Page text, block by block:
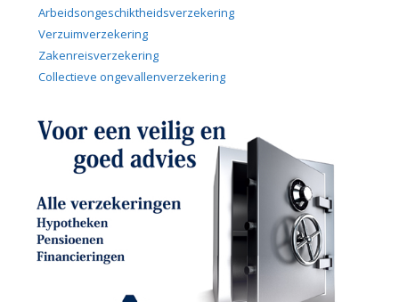
Arbeidsongeschiktheidsverzekering
Verzuimverzekering
Zakenreisverzekering
Collectieve ongevallenverzekering